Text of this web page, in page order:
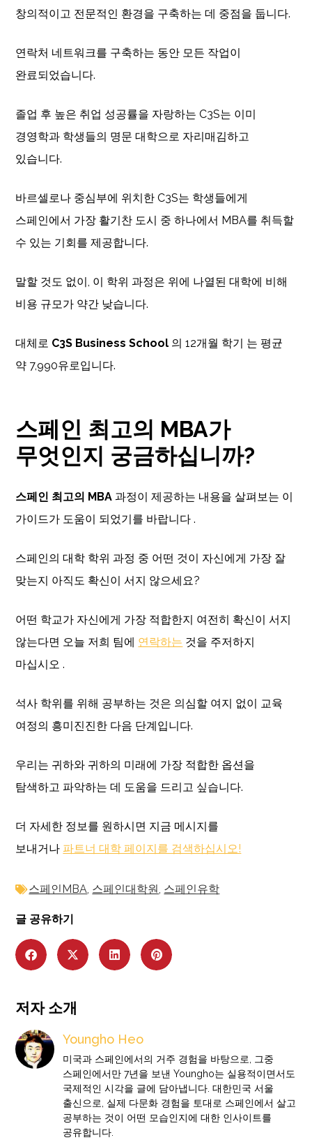
창의적이고 전문적인 환경을 구축하는 데 중점을 둡니다.
연락처 네트워크를 구축하는 동안 모든 작업이
완료되었습니다.
졸업 후 높은 취업 성공률을 자랑하는 C3S는 이미
경영학과 학생들의 명문 대학으로 자리매김하고
있습니다.
바르셀로나 중심부에 위치한 C3S는 학생들에게
스페인에서 가장 활기찬 도시 중 하나에서 MBA를 취득할
수 있는 기회를 제공합니다.
말할 것도 없이, 이 학위 과정은 위에 나열된 대학에 비해
비용 규모가 약간 낮습니다.
대체로 C3S Business School 의 12개월 학기 는 평균
약 7,990유로입니다.
스페인 최고의 MBA가
무엇인지 궁금하십니까?
스페인 최고의 MBA 과정이 제공하는 내용을 살펴보는 이
가이드가 도움이 되었기를 바랍니다 .
스페인의 대학 학위 과정 중 어떤 것이 자신에게 가장 잘
맞는지 아직도 확신이 서지 않으세요?
어떤 학교가 자신에게 가장 적합한지 여전히 확신이 서지
않는다면 오늘 저희 팀에 연락하는 것을 주저하지
마십시오 .
석사 학위를 위해 공부하는 것은 의심할 여지 없이 교육
여정의 흥미진진한 다음 단계입니다.
우리는 귀하와 귀하의 미래에 가장 적합한 옵션을
탐색하고 파악하는 데 도움을 드리고 싶습니다.
더 자세한 정보를 원하시면 지금 메시지를
보내거나 파트너 대학 페이지를 검색하십시오!
스페인MBA 스페인대학원 스페인유학
글 공유하기
저자 소개
Youngho Heo
미국과 스페인에서의 거주 경험을 바탕으로, 그중
스페인에서만 7년을 보낸 Youngho는 실용적이면서도
국제적인 시각을 글에 담아냅니다. 대한민국 서울
출신으로, 실제 다문화 경험을 토대로 스페인에서 살고
공부하는 것이 어떤 모습인지에 대한 인사이트를
공유합니다.